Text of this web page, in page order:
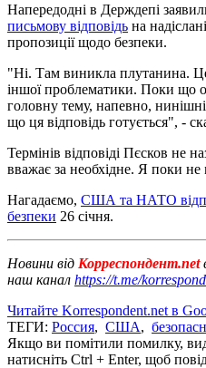
Напередодні в Держдепі
письмову відповідь на
пропозиції щодо безпеки.
"Ні. Там виникла плутанина.
іншої проблематики. Поки що
головну тему, напевно,
що ця відповідь готується", -
Термінів відповіді Пєсков не
вважає за необхідне. Я поки
Нагадаємо, США та НАТО
безпеки 26 січня.
Новини від Корреспондент.net
наш канал https://t.me/
Читайте Korrespondent.net в
ТЕГИ: Россия, США,
Якщо ви помітили помилку,
натисніть Ctrl + Enter, щоб